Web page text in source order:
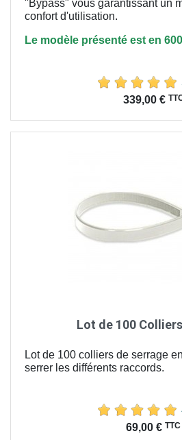
"Bypass" vous garantissant un
confortd'utilisation.
Le modèle présenté est en
339,00 €
Lot de 100
Lot de 100 colliers de serrage
serrer les différents raccords.
69,00 € TTC